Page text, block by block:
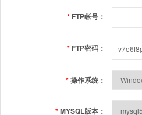
* FTP帐号：
* FTP密码：
*操作系统：
*MYSQL版本：